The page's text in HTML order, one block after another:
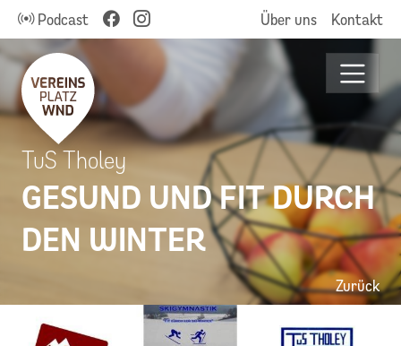
Podcast Über uns Kontakt
GESUND UND FIT DURCH
DEN WINTER
TuS Tholey
Zurück